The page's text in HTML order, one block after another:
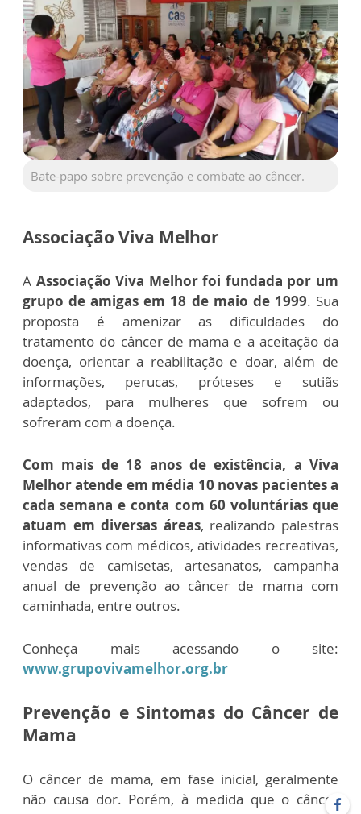
Bate-papo sobre prevenção e combate ao câncer.
Associação Viva Melhor
A Associação Viva Melhor foi fundada por um
grupo de amigas em 18 de maio de 1999. Sua
proposta é amenizar as dificuldades do
tratamento do câncer de mama e a aceitação da
doença, orientar a reabilitação e doar, além de
informações, perucas, próteses e sutiãs
adaptados, para mulheres que sofrem ou
sofreram com a doença.
Com mais de 18 anos de existência, a Viva
Melhor atende em média 10 novas pacientes a
cada semana e conta com 60 voluntárias que
atuam em diversas áreas, realizando palestras
informativas com médicos, atividades recreativas,
vendas de camisetas, artesanatos, campanha
anual de prevenção ao câncer de mama com
caminhada, entre outros.
Conheça mais acessando o site:
www.grupovivamelhor.org.br
Prevenção e Sintomas do Câncer de
Mama
O câncer de mama, em fase inicial, geralmente
não causa dor. Porém, à medida que o câncer